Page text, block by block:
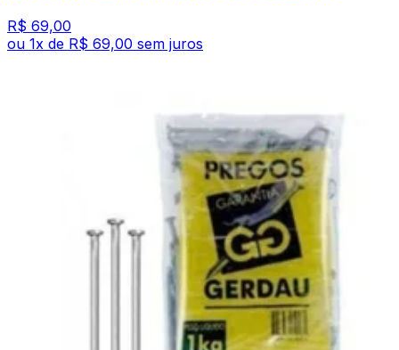
R$ 69,00
ou 1x de R$ 69,00 sem juros